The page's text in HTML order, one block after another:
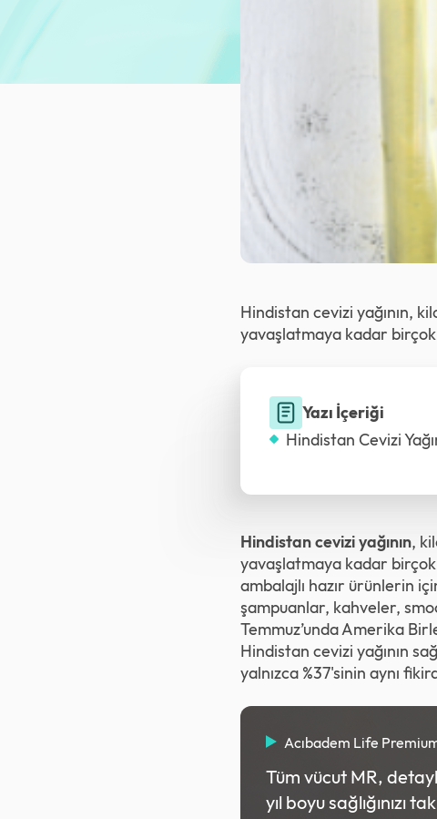
Hindistan cevizi yağının,
yavaşlatmaya kadar
Yazı İçeriği
Hindistan Cevizi
Hindistan cevizi yağının,
yavaşlatmaya kadar birçok
ambalajlı hazır ürünlerin
şampuanlar, kahveler,
Temmuz’unda Amerika
Hindistan cevizi yağının
yalnızca %37'sinin aynı
Acıbadem Life
Tüm vücut MR,
yıl boyu sağlığınızı